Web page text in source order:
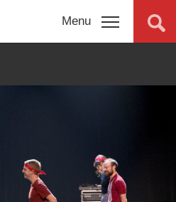
Menu
Programmation
Promotions
Billetterie